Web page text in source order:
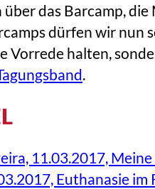
das Barcamp,
dürfen wir nun
Vorrede halten,
.
11.03.2017,
Euthanasie